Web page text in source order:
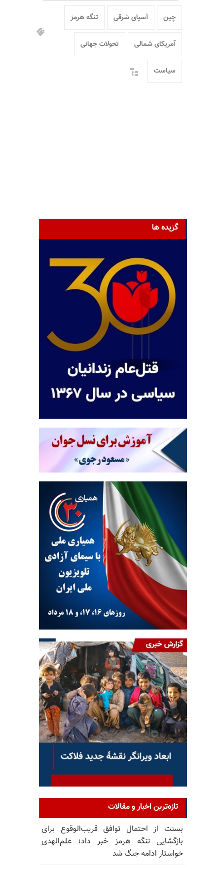
چین آسیای شرقی تنگه هرمز
آمریکای شمالی تحولات جهانی
سیاست
گزیده ها
تازه‌ترین اخبار و مقالات
بسنت از احتمال توافق قریب‌الوقوع برای
بازگشایی تنگه هرمز خبر داد؛ علم‌الهدی
خواستار ادامه جنگ شد